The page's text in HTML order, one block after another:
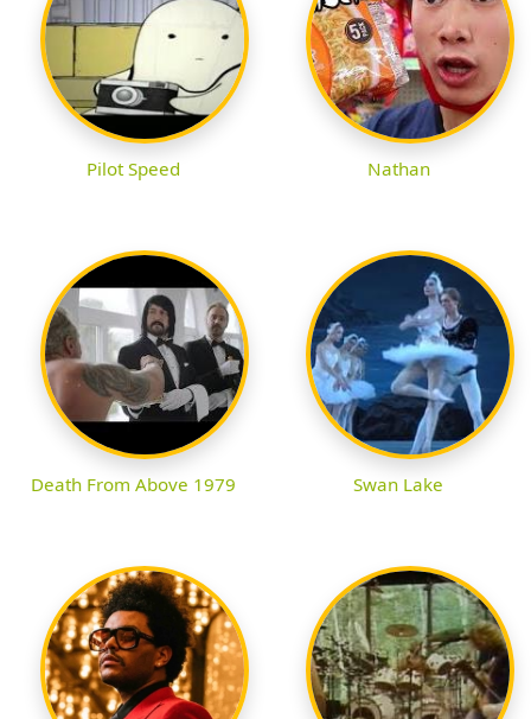
Pilot Speed Nathan
Death From Above 1979 Swan Lake